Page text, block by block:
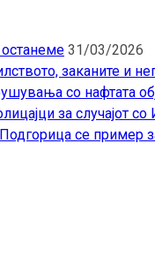
31/03/2026
заканите и
со нафтата
за случајот
се пример